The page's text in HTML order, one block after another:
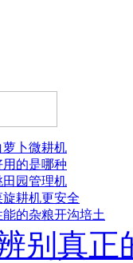
萝卜微耕机
的是哪种
园管理机
耕机更安全
的杂粮开沟培土
别真正